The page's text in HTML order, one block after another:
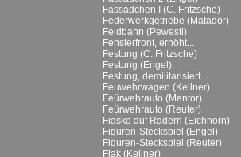
Fassädchen I (C. Fritzsche)
Federwerkgetriebe (Matador)
Feldbahn (Pewesti)
Fensterfront, erhöht...
Festung (C. Fritzsche)
Festung (Engel)
Festung, demilitarisiert...
Feuwehrwagen (Kellner)
Feürwehrauto (Mentor)
Feürwehrauto (Reuter)
Fiasko auf Rädern (Eichhorn)
Figuren-Steckspiel (Engel)
Figuren-Steckspiel (Reuter)
Flak (Kellner)